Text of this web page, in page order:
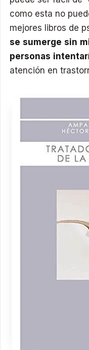
como esta no
mejores libros de
se sumerge sin
personas
atención en